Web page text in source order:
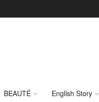
BEAUTÉ English Story